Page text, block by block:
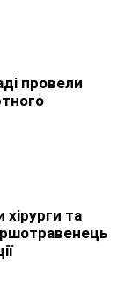
провели
та